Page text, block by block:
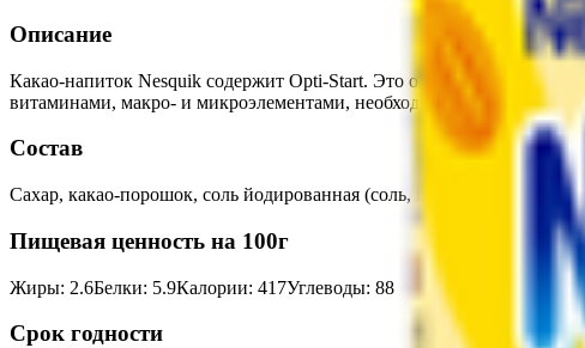
Описание
Какао-напиток Nesquik содержит Opti-Start. Это особый комплекс
витаминами, макро- и микроэлементами, необходимыми для
Состав
Сахар, какао-порошок, соль йодированная (соль, йодат калия),
Пищевая ценность на 100г
Жиры: 2.6Белки: 5.9Калории: 417Углеводы: 88
Срок годности